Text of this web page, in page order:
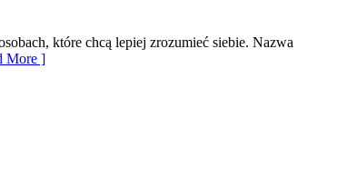
które chcą lepiej zrozumieć siebie. Nazwa
More ]